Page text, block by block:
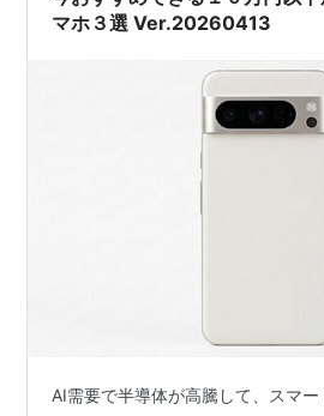
マホ３選 Ver.20260413
AI需要で半導体が高騰して、スマ